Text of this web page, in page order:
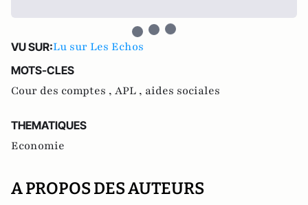
VU SUR:Lu sur Les Echos
MOTS-CLES
Cour des comptes , APL , aides sociales
THEMATIQUES
Economie
A PROPOS DES AUTEURS